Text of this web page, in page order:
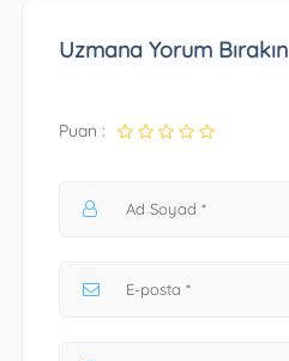
Uzmana Yorum Bırakın
Puan :